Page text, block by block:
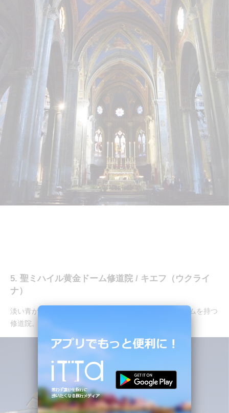
5. 聖ミハイル黄金ドーム修道院 / キエフ（ウクライ
ナ）
淡い青が特徴のウクライナブルーと太陽に輝く黄金ドームを持つ
修道院。